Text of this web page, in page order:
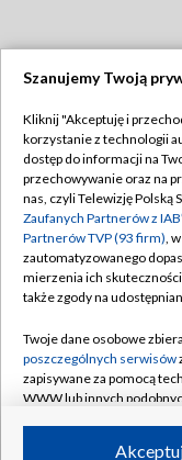
Abonament TVP
Emisja w TVP
Centrum
Naziemna
Rada Programowa
System NOS
Informacje o
Szanujemy Twoją
Kliknij "Akceptuję i
korzystanie z technologii
dostęp do informacji na
przechowywanie oraz na
nas, czyli Telewizję Polską
Zaufanych Partnerów z
Partnerów TVP (93 firm),
zautomatyzowanego
mierzenia ich
także zgody na
Twoje dane osobowe
poszczególnych serwisów
zapisywane za pomocą
WWW lub innych